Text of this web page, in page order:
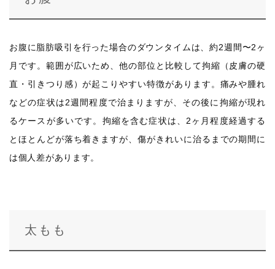
お腹に脂肪吸引を行った場合のダウンタイムは、約2週間〜2ヶ
月です。範囲が広いため、他の部位と比較して拘縮（皮膚の硬
直・引きつり感）が起こりやすい特徴があります。痛みや腫れ
などの症状は2週間程度で治まりますが、その後に拘縮が現れ
るケースが多いです。拘縮を含む症状は、2ヶ月程度経過する
とほとんどが落ち着きますが、傷がきれいに治るまでの期間に
は個人差があります。
太もも